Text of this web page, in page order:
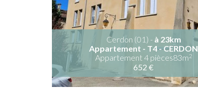
Cerdon (01) - à 23km
Appartement - T4 - CERDON
Appartement 4 pièces83m2
652 €